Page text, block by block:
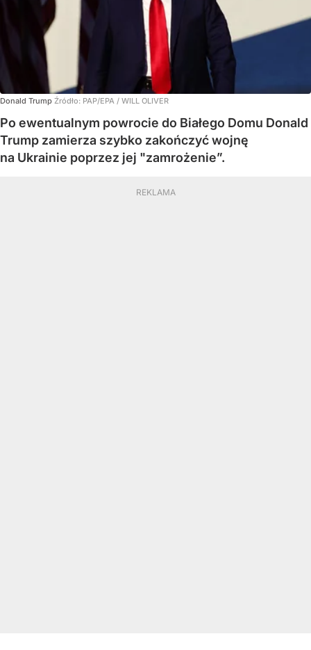
Donald Trump Źródło: PAP/EPA / WILL OLIVER
Po ewentualnym powrocie do Białego Domu Donald
Trump zamierza szybko zakończyć wojnę
na Ukrainie poprzez jej "zamrożenie”.